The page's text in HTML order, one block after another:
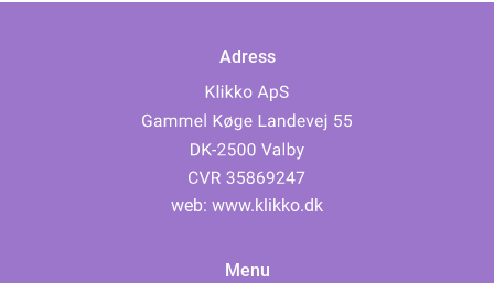
Adress
web: www.klikko.dk
Menu